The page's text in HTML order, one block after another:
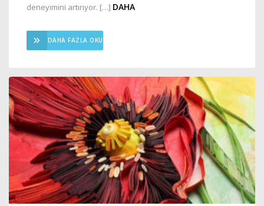
deneyimini artırıyor. […] DAHA
DAHA FAZLA OKU